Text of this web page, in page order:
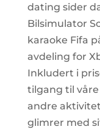
dating sider
Bilsimulator
karaoke Fifa
avdeling for
Inkludert i
tilgang til
andre
glimrer med